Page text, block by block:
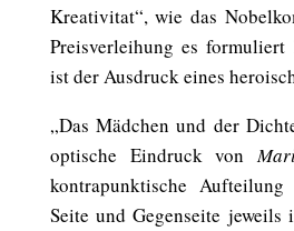
Kreativitat“, wie das
Preisverleihung es
ist der Ausdruck eines
„Das Mädchen und der
optische Eindruck von
kontrapunktische
Seite und Gegenseite